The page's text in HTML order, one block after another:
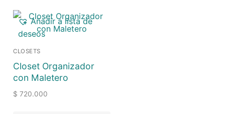
Añadir a lista de
deseos
CLOSETS
Closet Organizador
con Maletero
$ 720.000